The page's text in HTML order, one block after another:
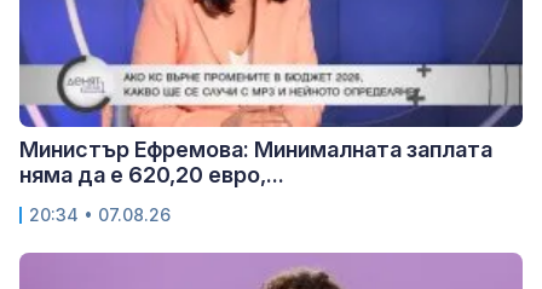
Министър Ефремова: Минималната заплата
няма да е 620,20 евро,...
20:34 • 07.08.26